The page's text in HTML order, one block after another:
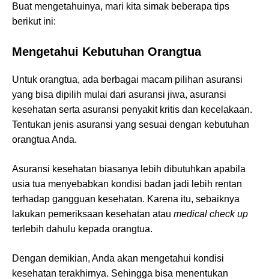
Buat mengetahuinya, mari kita simak beberapa tips
berikut ini:
Mengetahui Kebutuhan Orangtua
Untuk orangtua, ada berbagai macam pilihan asuransi
yang bisa dipilih mulai dari asuransi jiwa, asuransi
kesehatan serta asuransi penyakit kritis dan kecelakaan.
Tentukan jenis asuransi yang sesuai dengan kebutuhan
orangtua Anda.
Asuransi kesehatan biasanya lebih dibutuhkan apabila
usia tua menyebabkan kondisi badan jadi lebih rentan
terhadap gangguan kesehatan. Karena itu, sebaiknya
lakukan pemeriksaan kesehatan atau medical check up
terlebih dahulu kepada orangtua.
Dengan demikian, Anda akan mengetahui kondisi
kesehatan terakhirnya. Sehingga bisa menentukan